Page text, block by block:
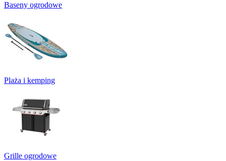
Baseny ogrodowe
Plaża i kemping
Grille ogrodowe